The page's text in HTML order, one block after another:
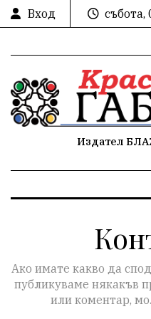
Вход
събота,
Издател
Ако имате какво да
публикуваме някакъв
или коментар,